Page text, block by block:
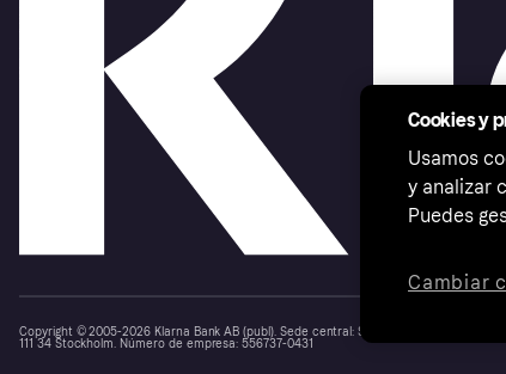
Copyright © 2005-2026 Klarna Bank AB (publ). Sede central: Stockholm, Sweden.
111 34 Stockholm. Número de empresa: 556737-0431
Cookies y
Usamos
y analizar
Puedes
Cambiar